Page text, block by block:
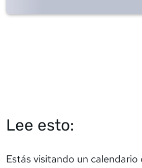
Lee esto:
Estás visitando un calendario